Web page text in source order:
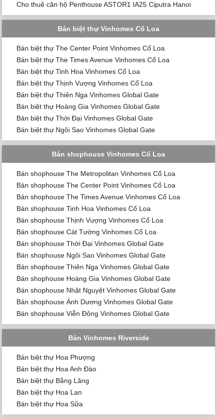
Cho thuê căn hộ Penthouse ASTOR1 IA25 Ciputra Hanoi
Bán biệt thự Vinhomes Cổ Loa
Bán biệt thự The Center Point Vinhomes Cổ Loa
Bán biệt thự The Times Avenue Vinhomes Cổ Loa
Bán biệt thự Tinh Hoa Vinhomes Cổ Loa
Bán biệt thự Thịnh Vượng Vinhomes Cổ Loa
Bán biệt thự Thiên Nga Vinhomes Global Gate
Bán biệt thự Hoàng Gia Vinhomes Global Gate
Bán biệt thự Thời Đại Vinhomes Global Gate
Bán biệt thự Ngôi Sao Vinhomes Global Gate
Bán shophouse Vinhomes Cổ Loa
Bán shophouse The Metropolitan Vinhomes Cổ Loa
Bán shophouse The Center Point Vinhomes Cổ Loa
Bán shophouse The Times Avenue Vinhomes Cổ Loa
Bán shophouse Tinh Hoa Vinhomes Cổ Loa
Bán shophouse Thịnh Vượng Vinhomes Cổ Loa
Bán shophouse Cát Tường Vinhomes Cổ Loa
Bán shophouse Thời Đại Vinhomes Global Gate
Bán shophouse Ngôi Sao Vinhomes Global Gate
Bán shophouse Thiên Nga Vinhomes Global Gate
Bán shophouse Hoàng Gia Vinhomes Global Gate
Bán shophouse Nhật Nguyệt Vinhomes Global Gate
Bán shophouse Ánh Dương Vinhomes Global Gate
Bán shophouse Viễn Đông Vinhomes Global Gate
Bán Vinhomes Riverside
Bán biệt thự Hoa Phượng
Bán biệt thự Hoa Anh Đào
Bán biệt thự Bằng Lăng
Bán biệt thự Hoa Lan
Bán biệt thự Hoa Sữa